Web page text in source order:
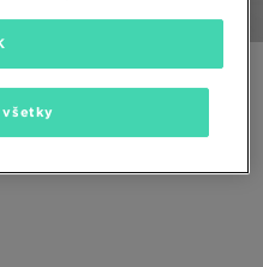
TRI STRIPE
všetky